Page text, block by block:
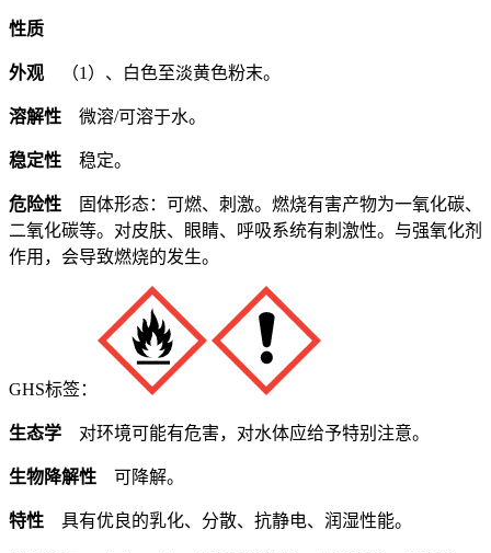
性质
外观 （1）、白色至淡黄色粉末。
溶解性 微溶/可溶于水。
稳定性 稳定。
危险性
固体形态：可燃、刺激。燃烧有害产物为一氧化碳、
二氧化碳等。对皮肤、眼睛、呼吸系统有刺激性。与强氧化剂
作用，会导致燃烧的发生。
GHS标签：
生态学 对环境可能有危害，对水体应给予特别注意。
生物降解性 可降解。
特性 具有优良的乳化、分散、抗静电、润湿性能。